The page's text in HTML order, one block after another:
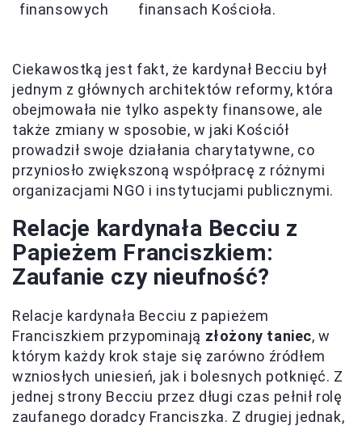
finansowych
finansach Kościoła.
Ciekawostką jest fakt, że kardynał Becciu był
jednym z głównych architektów reformy, która
obejmowała nie tylko aspekty finansowe, ale
także zmiany w sposobie, w jaki Kościół
prowadził swoje działania charytatywne, co
przyniosło zwiększoną współpracę z różnymi
organizacjami NGO i instytucjami publicznymi.
Relacje kardynała Becciu z
Papieżem Franciszkiem:
Zaufanie czy nieufność?
Relacje kardynała Becciu z papieżem
Franciszkiem przypominają złożony taniec, w
którym każdy krok staje się zarówno źródłem
wzniosłych uniesień, jak i bolesnych potknięć. Z
jednej strony Becciu przez długi czas pełnił rolę
zaufanego doradcy Franciszka. Z drugiej jednak,